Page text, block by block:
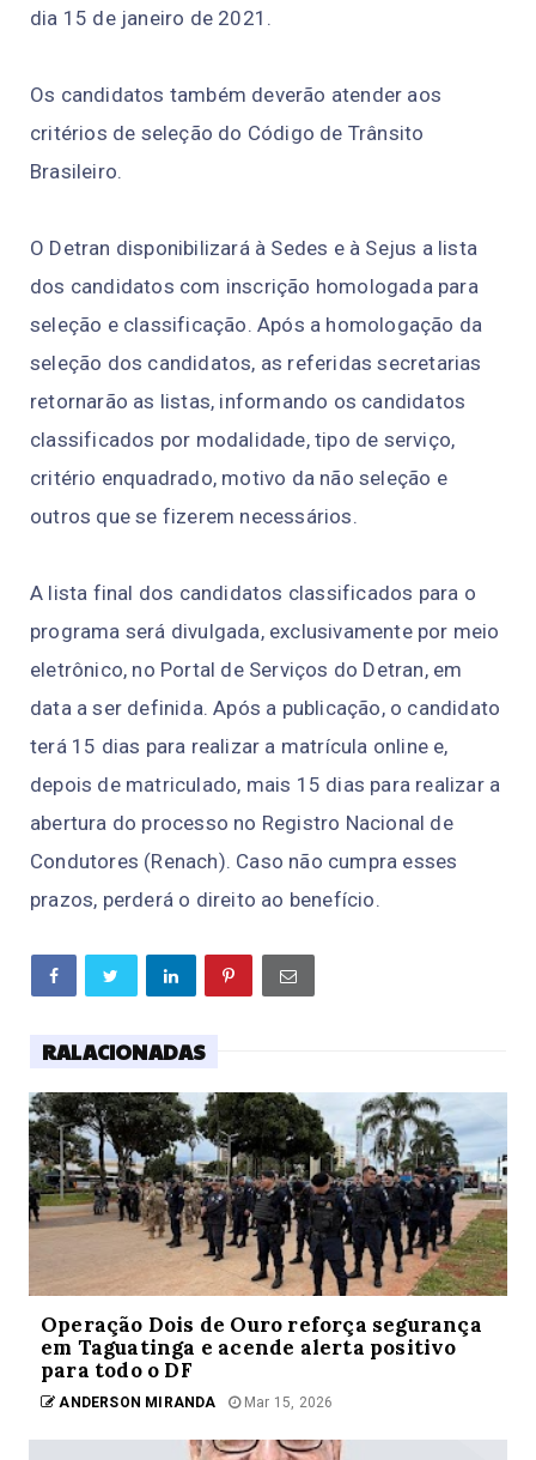
dia 15 de janeiro de 2021.
Os candidatos também deverão atender aos
critérios de seleção do Código de Trânsito
Brasileiro.
O Detran disponibilizará à Sedes e à Sejus a lista
dos candidatos com inscrição homologada para
seleção e classificação. Após a homologação da
seleção dos candidatos, as referidas secretarias
retornarão as listas, informando os candidatos
classificados por modalidade, tipo de serviço,
critério enquadrado, motivo da não seleção e
outros que se fizerem necessários.
A lista final dos candidatos classificados para o
programa será divulgada, exclusivamente por meio
eletrônico, no Portal de Serviços do Detran, em
data a ser definida. Após a publicação, o candidato
terá 15 dias para realizar a matrícula online e,
depois de matriculado, mais 15 dias para realizar a
abertura do processo no Registro Nacional de
Condutores (Renach). Caso não cumpra esses
prazos, perderá o direito ao benefício.
RALACIONADAS
Operação Dois de Ouro reforça segurança
em Taguatinga e acende alerta positivo
para todo o DF
ANDERSON MIRANDA Mar 15, 2026